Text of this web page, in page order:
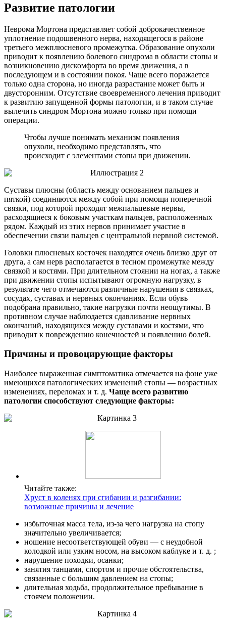
Развитие патологии
Неврома Мортона представляет собой доброкачественное
уплотнение подошвенного нерва, находящегося в районе
третьего межплюсневого промежутка. Образование опухоли
приводит к появлению болевого синдрома в области стопы и
возникновению дискомфорта во время движения, а в
последующем и в состоянии покоя. Чаще всего поражается
только одна сторона, но иногда разрастание может быть и
двусторонним. Отсутствие своевременного лечения приводит
к развитию запущенной формы патологии, и в таком случае
вылечить синдром Мортона можно только при помощи
операции.
Чтобы лучше понимать механизм появления
опухоли, необходимо представлять, что
происходит с элементами стопы при движении.
Суставы плюсны (область между основанием пальцев и
пяткой) соединяются между собой при помощи поперечной
связки, под которой проходят межпальцевые нервы,
расходящиеся к боковым участкам пальцев, расположенных
рядом. Каждый из этих нервов принимает участие в
обеспечении связи пальцев с центральной нервной системой.
Головки плюсневых косточек находятся очень близко друг от
друга, а сам нерв располагается в тесном промежутке между
связкой и костями. При длительном стоянии на ногах, а также
при движении стопы испытывают огромную нагрузку, в
результате чего отмечаются различные нарушения в связках,
сосудах, суставах и нервных окончаниях. Если обувь
подобрана правильно, такие нагрузки почти неощутимы. В
противном случае наблюдается сдавливание нервных
окончаний, находящихся между суставами и костями, что
приводит к повреждению конечностей и появлению болей.
Причины и провоцирующие факторы
Наиболее выраженная симптоматика отмечается на фоне уже
имеющихся патологических изменений стопы — возрастных
изменениях, переломах и т. д. Чаще всего развитию
патологии способствуют следующие факторы:
Читайте также:
Хруст в коленях при сгибании и разгибании:
возможные причины и лечение
избыточная масса тела, из-за чего нагрузка на стопу
значительно увеличивается;
ношение несоответствующей обуви — с неудобной
колодкой или узким носом, на высоком каблуке и т. д. ;
нарушение походки, осанки;
занятия танцами, спортом и прочие обстоятельства,
связанные с большим давлением на стопы;
длительная ходьба, продолжительное пребывание в
стоячем положении.